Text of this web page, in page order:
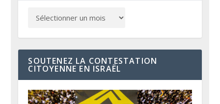
SOUTENEZ LA CONTESTATION
CITOYENNE EN ISRAËL